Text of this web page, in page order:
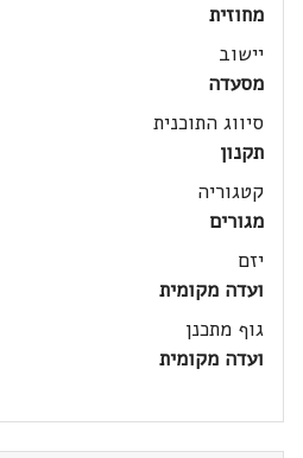
מחוזית
יישוב
מסעדה
סיווג התוכנית
תקנון
קטגוריה
מגורים
יזם
ועדה מקומית
גוף מתכנן
ועדה מקומית